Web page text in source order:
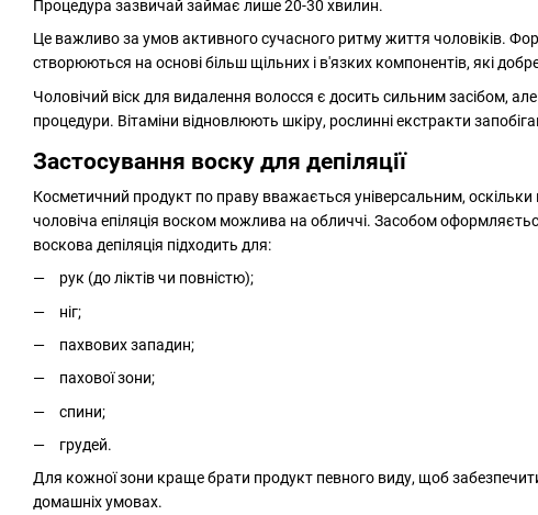
Процедура зазвичай займає лише 20-30 хвилин.
Це важливо за умов активного сучасного ритму життя чоловіків.
створюються на основі більш щільних і в'язких компонентів, які
Чоловічий віск для видалення волосся є досить сильним засібом,
процедури. Вітаміни відновлюють шкіру, рослинні екстракти
Застосування воску для депіляції
Косметичний продукт по праву вважається універсальним, оскільки
чоловіча епіляція воском можлива на обличчі. Засобом
воскова депіляція підходить для:
рук (до ліктів чи повністю);
ніг;
пахвових западин;
пахової зони;
спини;
грудей.
Для кожної зони краще брати продукт певного виду, щоб
домашніх умовах.